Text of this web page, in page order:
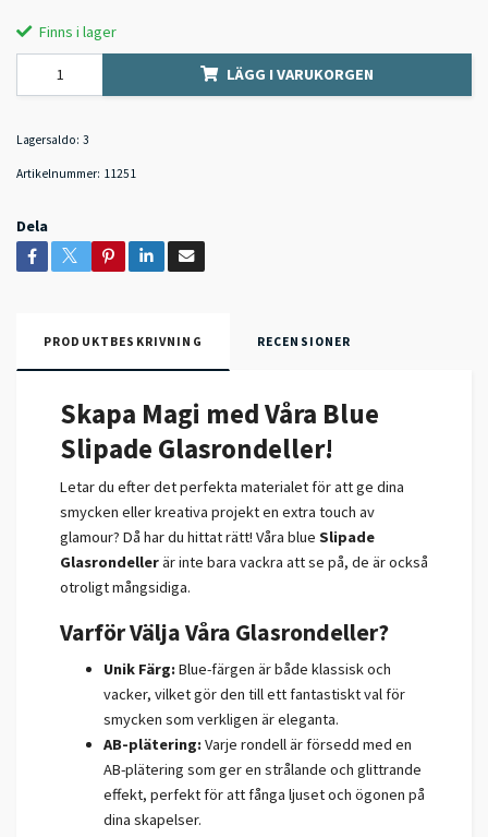
Finns i lager
LÄGG I VARUKORGEN
Lagersaldo: 3
Artikelnummer: 11251
Dela
PRODUKTBESKRIVNING RECENSIONER
Skapa Magi med Våra Blue
Slipade Glasrondeller!
Letar du efter det perfekta materialet för att ge dina
smycken eller kreativa projekt en extra touch av
glamour? Då har du hittat rätt! Våra blue Slipade
Glasrondellerär inte bara vackra att se på, de är också
otroligt mångsidiga.
Varför Välja Våra Glasrondeller?
Unik Färg:Blue-färgen är både klassisk och
vacker, vilket gör den till ett fantastiskt val för
smycken som verkligen är eleganta.
AB-plätering:Varje rondell är försedd med en
AB-plätering som ger en strålande och glittrande
effekt, perfekt för att fånga ljuset och ögonen på
dina skapelser.